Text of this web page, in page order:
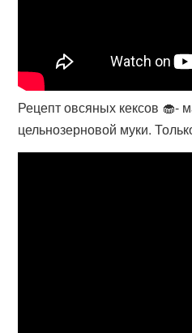
Рецепт овсяных кексов 🧁-
цельнозерновой муки.